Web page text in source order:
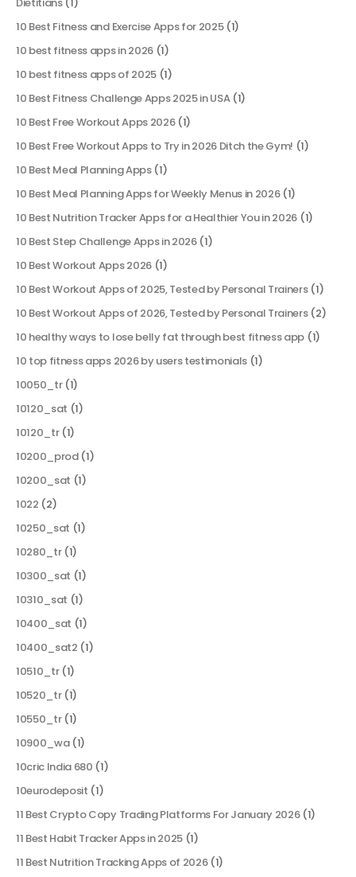
10 Best Fitness and Exercise Apps for 2025(1)
10 best fitness apps in 2026(1)
10 best fitness apps of 2025(1)
10 Best Fitness Challenge Apps 2025 in USA(1)
10 Best Free Workout Apps 2026(1)
10 Best Free Workout Apps to Try in 2026 Ditch the Gym! (1)
10 Best Meal Planning Apps(1)
10 Best Meal Planning Apps for Weekly Menus in 2026(1)
10 Best Nutrition Tracker Apps for a Healthier You in 2026 (1)
10 Best Step Challenge Apps in 2026(1)
10 Best Workout Apps 2026(1)
10 Best Workout Apps of 2025, Tested by Personal Trainers(1)
10 Best Workout Apps of 2026, Tested by Personal Trainers(2)
10 healthy ways to lose belly fat through best fitness app (1)
10 top fitness apps 2026 by users testimonials (1)
10050_tr(1)
10120_sat (1)
10120_tr(1)
10200_prod(1)
10200_sat (1)
1022 (2)
10250_sat (1)
10280_tr(1)
10300_sat (1)
10310_sat (1)
10400_sat (1)
10400_sat2 (1)
10510_tr(1)
10520_tr(1)
10550_tr(1)
10900_wa(1)
10cric India 680 (1)
10eurodeposit (1)
11 Best Crypto Copy Trading Platforms For January 2026(1)
11 Best Habit Tracker Apps in 2025(1)
11 Best Nutrition Tracking Apps of 2026(1)